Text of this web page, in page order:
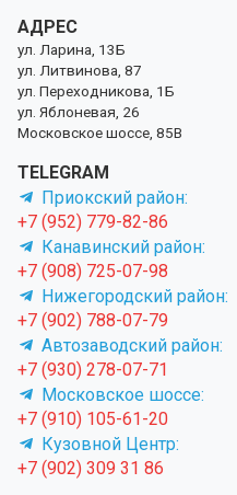
АДРЕС
ул. Ларина, 13Б
ул. Литвинова, 87
ул. Переходникова, 1Б
ул. Яблоневая, 26
Московское шоссе, 85В
TELEGRAM
Приокский район:
+7 (952) 779-82-86
Канавинский район:
+7 (908) 725-07-98
Нижегородский район:
+7 (902) 788-07-79
Автозаводский район:
+7 (930) 278-07-71
Московское шоссе:
+7 (910) 105-61-20
Кузовной Центр:
+7 (902) 309 31 86